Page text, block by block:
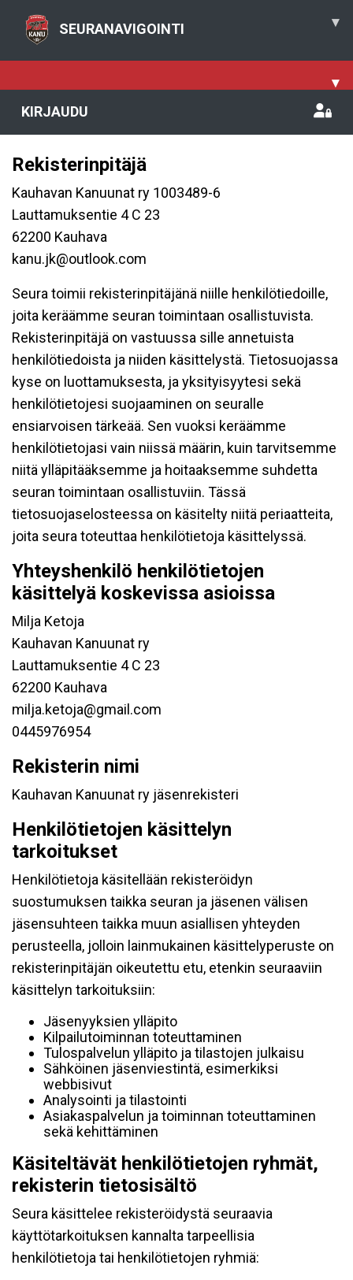
SEURANAVIGOINTI ▾
▾
KIRJAUDU
Rekisterinpitäjä
Kauhavan Kanuunat ry 1003489-6
Lauttamuksentie 4 C 23
62200 Kauhava
kanu.jk@outlook.com
Seura toimii rekisterinpitäjänä niille henkilötiedoille,
joita keräämme seuran toimintaan osallistuvista.
Rekisterinpitäjä on vastuussa sille annetuista
henkilötiedoista ja niiden käsittelystä. Tietosuojassa
kyse on luottamuksesta, ja yksityisyytesi sekä
henkilötietojesi suojaaminen on seuralle
ensiarvoisen tärkeää. Sen vuoksi keräämme
henkilötietojasi vain niissä määrin, kuin tarvitsemme
niitä ylläpitääksemme ja hoitaaksemme suhdetta
seuran toimintaan osallistuviin. Tässä
tietosuojaselosteessa on käsitelty niitä periaatteita,
joita seura toteuttaa henkilötietoja käsittelyssä.
Yhteyshenkilö henkilötietojen
käsittelyä koskevissa asioissa
Milja Ketoja
Kauhavan Kanuunat ry
Lauttamuksentie 4 C 23
62200 Kauhava
milja.ketoja@gmail.com
0445976954
Rekisterin nimi
Kauhavan Kanuunat ry jäsenrekisteri
Henkilötietojen käsittelyn
tarkoitukset
Henkilötietoja käsitellään rekisteröidyn
suostumuksen taikka seuran ja jäsenen välisen
jäsensuhteen taikka muun asiallisen yhteyden
perusteella, jolloin lainmukainen käsittelyperuste on
rekisterinpitäjän oikeutettu etu, etenkin seuraaviin
käsittelyn tarkoituksiin:
Jäsenyyksien ylläpito
Kilpailutoiminnan toteuttaminen
Tulospalvelun ylläpito ja tilastojen julkaisu
Sähköinen jäsenviestintä, esimerkiksi
webbisivut
Analysointi ja tilastointi
Asiakaspalvelun ja toiminnan toteuttaminen
sekä kehittäminen
Käsiteltävät henkilötietojen ryhmät,
rekisterin tietosisältö
Seura käsittelee rekisteröidystä seuraavia
käyttötarkoituksen kannalta tarpeellisia
henkilötietoja tai henkilötietojen ryhmiä: